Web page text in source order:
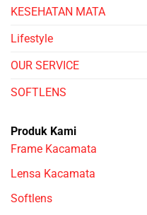
KESEHATAN MATA
Lifestyle
OUR SERVICE
SOFTLENS
Produk Kami
Frame Kacamata
Lensa Kacamata
Softlens